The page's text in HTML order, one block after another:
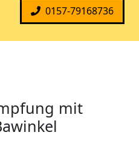
0157-79168736
mit